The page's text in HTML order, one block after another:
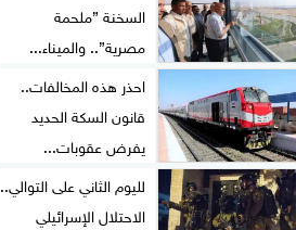
السخنة ”ملحمة
مصرية”.. والميناء...
احذر هذه المخالفات..
قانون السكة الحديد
يفرض عقوبات...
لليوم الثاني على التوالي..
الاحتلال الإسرائيلي